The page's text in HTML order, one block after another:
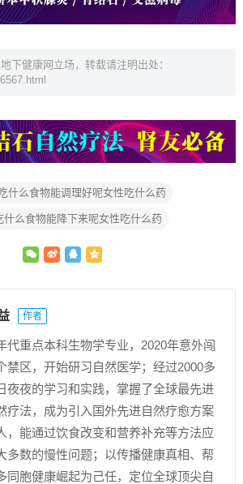
下健康网立场，转载请注明出处：
什么食物能调理好呢女性吃什么药
什么食物能降下来呢女性吃什么药
作者
代重点本科生物学专业，2020年意外闯
禁区，开始研习自然医学；经过2000多
夜夜的学习和实践，掌握了全球最先进
疗法，成为引入国外先进自然疗愈方案
，能通过饮食改变和营养补充等方法应
多数的慢性问题；以传播健康真相、帮
同胞健康崛起为己任，定位全球顶尖自